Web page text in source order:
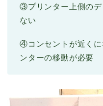
③プリンター上側のデ
ない
④コンセントが近くに
ンターの移動が必要